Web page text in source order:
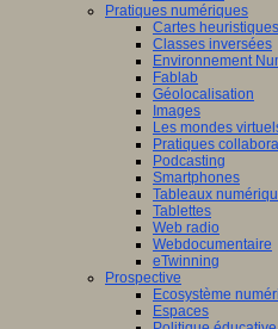
Pratiques numériques
Cartes heuristiques
Classes inversées
Environnement
Fablab
Géolocalisation
Images
Les mondes
Pratiques
Podcasting
Smartphones
Tableaux
Tablettes
Web radio
Webdocumentaire
eTwinning
Prospective
Ecosystème
Espaces